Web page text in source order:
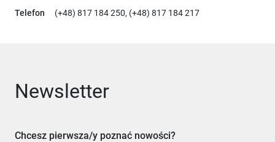
Telefon (+48) 817 184 250, (+48) 817 184 217
Newsletter
Chcesz pierwsza/y poznać nowości?